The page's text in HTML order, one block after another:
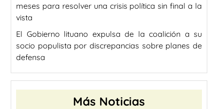
meses para resolver una crisis política sin final a la
vista
El Gobierno lituano expulsa de la coalición a su
socio populista por discrepancias sobre planes de
defensa
Más Noticias